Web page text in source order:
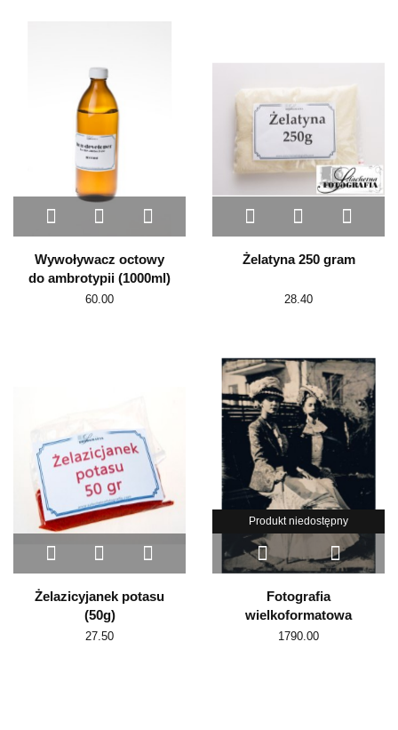
Wywoływacz octowy
do ambrotypii (1000ml)
60.00
Żelatyna 250 gram
28.40
Żelazicyjanek potasu
(50g)
27.50
Produkt niedostępny
Fotografia
wielkoformatowa
1790.00